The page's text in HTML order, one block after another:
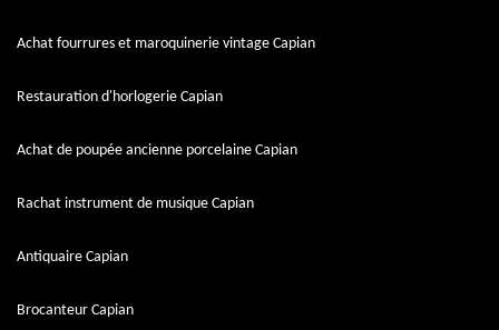
Achat fourrures et maroquinerie vintage Capian
Restauration d'horlogerie Capian
Achat de poupée ancienne porcelaine Capian
Rachat instrument de musique Capian
Antiquaire Capian
Brocanteur Capian